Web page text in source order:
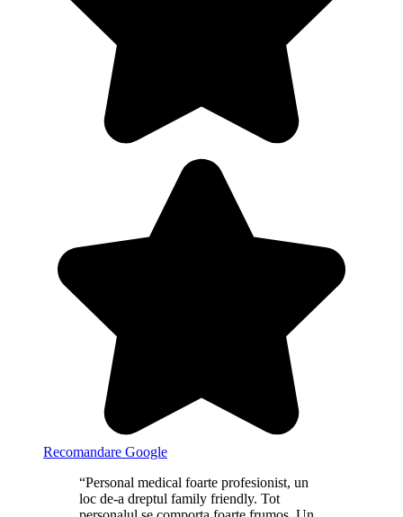
Recomandare Google
“Personal medical foarte profesionist, un
loc de-a dreptul family friendly. Tot